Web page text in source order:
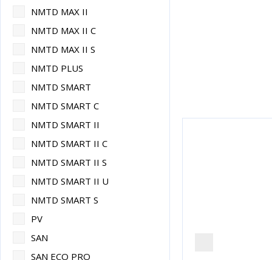
NMTD MAX II
NMTD MAX II C
NMTD MAX II S
NMTD PLUS
NMTD SMART
NMTD SMART C
NMTD SMART II
NMTD SMART II C
NMTD SMART II S
NMTD SMART II U
NMTD SMART S
PV
SAN
SAN ECO PRO